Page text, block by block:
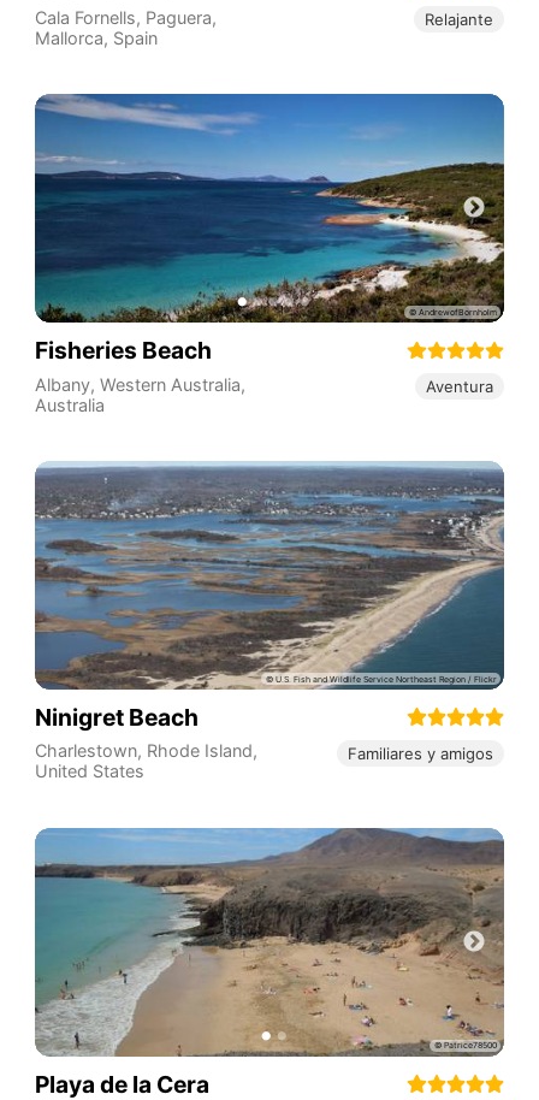
Cala Fornells, Paguera,
Mallorca, Spain
Relajante
Fisheries Beach
Albany, Western Australia,
Australia
Aventura
Ninigret Beach
Charlestown, Rhode Island,
United States
Familiares y amigos
Playa de la Cera